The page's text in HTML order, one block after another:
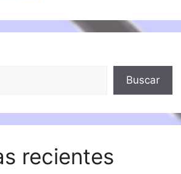
Buscar
recientes